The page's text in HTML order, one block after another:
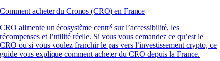
Comment acheter du Cronos (CRO) en France
CRO alimente un écosystème centré sur l’accessibilité, les
récompenses et l’utilité réelle. Si vous vous demandez ce qu’est le
CRO ou si vous voulez franchir le pas vers l’investissement crypto, ce
guide vous explique comment acheter du CRO depuis la France.